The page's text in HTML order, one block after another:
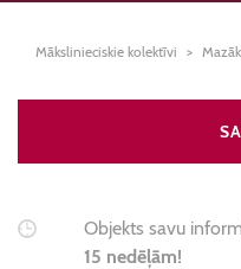
Mākslinieciskie kolektīvi
Objekts savu
15 nedēļām!